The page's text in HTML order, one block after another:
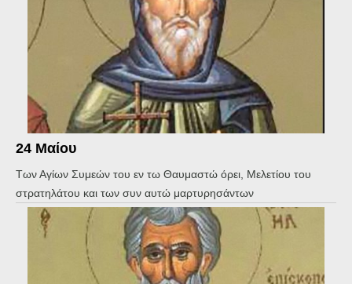
24 Μαίου
Των Αγίων Συμεών του εν τω Θαυμαστώ όρει, Μελετίου του
στρατηλάτου και των συν αυτώ μαρτυρησάντων